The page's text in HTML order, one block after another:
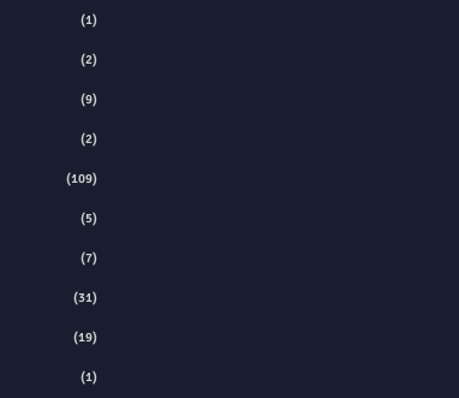
(1)
(2)
(9)
(2)
(109)
(5)
(7)
(31)
(19)
(1)